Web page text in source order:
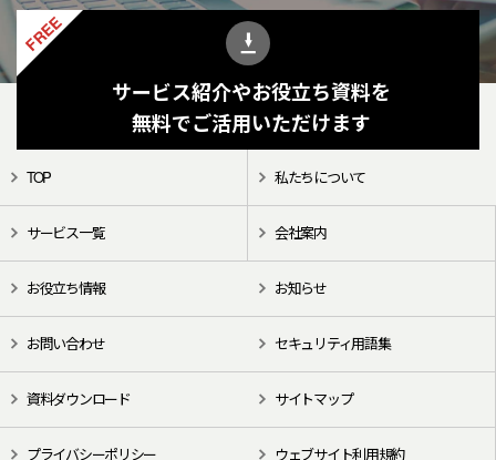
FREE
サービス紹介やお役立ち資料を
無料でご活用いただけます
TOP 私たちについて
サービス一覧 会社案内
お役立ち情報 お知らせ
お問い合わせ セキュリティ用語集
資料ダウンロード サイトマップ
プライバシーポリシー ウェブサイト利用規約